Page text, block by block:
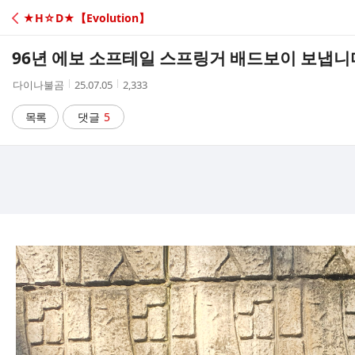
C
A
★H☆D★【Evolution】
96년 에보 소프테일 스프링거 배드보이 보냅니
작
자
다이나불곰
작
시
간
25.07.05
조
수
2,333
목록 댓글 5